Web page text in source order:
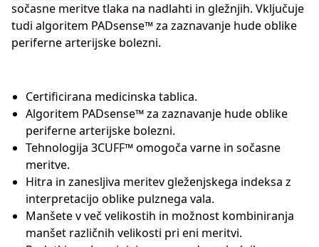
sočasne meritve tlaka na nadlahti in gležnjih. Vključuje
tudi algoritem PADsense™ za zaznavanje hude oblike
periferne arterijske bolezni.
Certificirana medicinska tablica.
Algoritem PADsense™ za zaznavanje hude oblike
periferne arterijske bolezni.
Tehnologija 3CUFF™ omogoča varne in sočasne
meritve.
Hitra in zanesljiva meritev gleženjskega indeksa z
interpretacijo oblike pulznega vala.
Manšete v več velikostih in možnost kombiniranja
manšet različnih velikosti pri eni meritvi.